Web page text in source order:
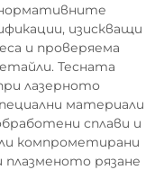
изискващи
и проверяема
Тесната
лазерното
материали
сплави и
компрометирани
рязане